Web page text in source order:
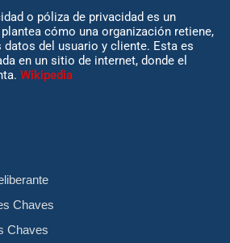
o póliza de privacidad es un
cómo una organización retiene,
del usuario y cliente. Esta es
en un sitio de internet, donde el
Wikipedia
Chaves
Chaves